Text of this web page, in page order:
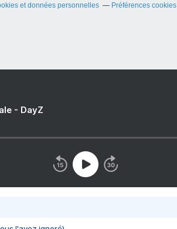
et données personnelles
Préférences cookies
- DayZ